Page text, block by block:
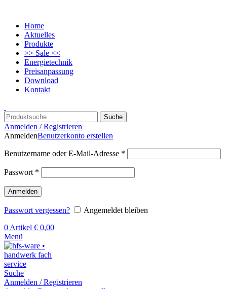
Home
Aktuelles
Produkte
>> Sale <<
Energietechnik
Preisanpassung
Download
Kontakt
Suche
Anmelden / Registrieren
AnmeldenBenutzerkonto erstellen
Benutzername oder E-Mail-Adresse *
Passwort *
Anmelden
Passwort vergessen?
Angemeldet bleiben
0 Artikel € 0,00
Menü
Suche
Anmelden / Registrieren